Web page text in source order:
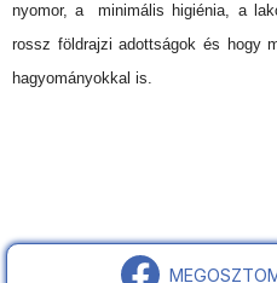
nyomor, a minimális higiénia, a
rossz földrajzi adottságok és hogy
hagyományokkal is.